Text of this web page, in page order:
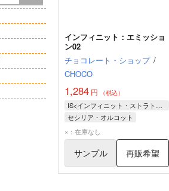
インフィニット：エミッショ
ン02
チョコレート・ショップ /
CHOCO
1,284 円 （税込）
IS<インフィニット・ストラトス>
セシリア・オルコット
シャルロット・デュノア
織斑マドカ
×：在庫なし
サンプル 再販希望